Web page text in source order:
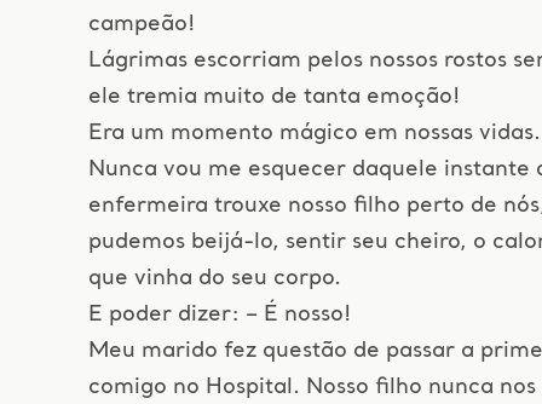
campeão!
Lágrimas escorriam pelos nossos rostos
ele tremia muito de tanta emoção!
Era um momento mágico em nossas vidas.
Nunca vou me esquecer daquele instante
enfermeira trouxe nosso filho perto de
pudemos beijá-lo, sentir seu cheiro, o
que vinha do seu corpo.
E poder dizer: – É nosso!
Meu marido fez questão de passar a
comigo no Hospital. Nosso filho nunca